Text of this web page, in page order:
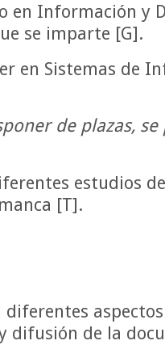
en Información y
se imparte [G].
en Sistemas de
de plazas,
estudios
[T].
diferentes
difusión de la